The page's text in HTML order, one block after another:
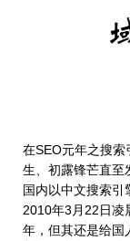
在SEO元年之搜
生、初露锋芒直至
国内以中文搜索引
2010年3月22日凌
年，但其还是给国